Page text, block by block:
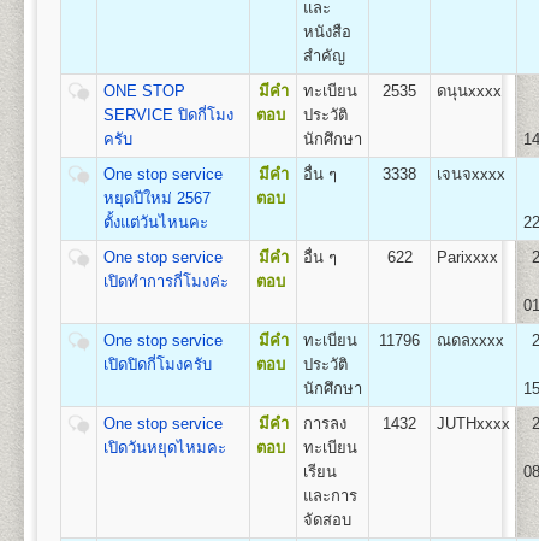
กลุ่มวิชาเอกการปกครอง (Plan A),
2. กลุ่มวิชาเอกความสัมพันธ์ระหว่างประเทศ (Plan B)
3. และกลุ่มวิชาเอกการบริหารรัฐกิจ (Plan C)
คณะเศรษฐศาสตร์
เปิดสอนระดับปริญญาตรี
หลักสูตร 4 ปี จำนวน 137
หน่วยกิต
ชื่อปริญญาเศรษฐศาสตรบัณฑิต (ศ.บ.) Bachelor of
Economics (B.Econ.)
เปิดสอน6สาขาเศรษฐศาสตร์ทฤษฎีและเชิงปริมาณ
เศรษฐศาสตร์ธุรกิจและอุตสาหกรรม เศรษฐศาสตร์การ
การพัฒนา เศรษฐศาสตร์ระหว่างประเทศและโลกาภิวัตน์
และเศรษฐศาสตร์การเกษตร
คณะสื่อสารมวลชน
หลักสูตร 4 ปี จำนวน 144
ศิลปศาสตรบัณฑิต (สื่อสารมวลชน) ศศ.บ.
ประวัตินักศึกษาใหม่ (ม.ร.๒๕) สำ หรับแผ่นระบายให้ใส่
๕. เอกสารอื่นๆ(ถ้ามี) กรณี
มีการเปลี่ยนชื่อตัว-นามสกุล ให้เย็บติดคู่กับสำเนาวุฒิบัตร
ทั้ง ๒ ฉบับด้วย
ห้องประชุมใหญ่
อาคารหอประชุม
พ่อขุนรามคำแหงมหาราช
- ตรวจหลักฐานการสมัค
- ออกเลขรหัสประจำ ตัว
- เลือกกระบวนวิชาลงท
โดยดูกระบวนวิชาชั้นปี
*(กรณีผู้ใช้ม.ร.๓๖, ม.ร.
ห้องศักดิ์ ผาสุขนิรันด์
อาคารหอประชุมพ่อขุนรามคำแหง
- ชำระเงินค่าธรรมเนีย
- จัดเก็บซองประวัตินักศึ
เมื่อเสร็จสิ้นขั้นตอนการรับสมัครเป็นนักศึกษาใหม่แล้ว ผู้
สมัครจะได้รับเอกสารกลับไป ดังนี้
๑. ใบเสร็จรับเงินลงทะเบียนนักศึกษาใหม่
๒. ใบนัดรับบัตรประจำ ตัวนักศึกษา
๓. หนังสือปฐมนิเทศนักศึกษา
และ
หนังสือ
สำคัญ
ONE STOP
SERVICE ปิดกี่โมง
ครับ
มีคำ
ตอบ
ทะเบียน
ประวัติ
นักศึกษา
2535 ดนุนxxxx
One stop service
หยุดปีใหม่ 2567
ตั้งแต่วันไหนคะ
มีคำ
ตอบ
อื่น ๆ 3338 เจนจxxxx
One stop service
เปิดทำการกี่โมงค่ะ
มีคำ
ตอบ
อื่น ๆ 622 Parixxxx
One stop service
เปิดปิดกี่โมงครับ
มีคำ
ตอบ
ทะเบียน
ประวัติ
นักศึกษา
11796 ณดลxxxx
One stop service
เปิดวันหยุดไหมคะ
มีคำ
ตอบ
การลง
ทะเบียน
เรียน
และการ
จัดสอบ
1432 JUTHxxxx